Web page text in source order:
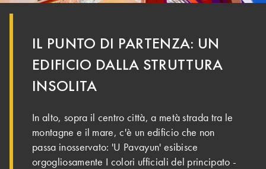
IL PUNTO DI PARTENZA: UN
EDIFICIO DALLA STRUTTURA
INSOLITA
In alto, sopra il centro città, a metà strada tra le
montagne e il mare, c'è un edificio che non
passa inosservato: 'U Pavayun' esibisce
orgogliosamente I colori ufficiali del principato -